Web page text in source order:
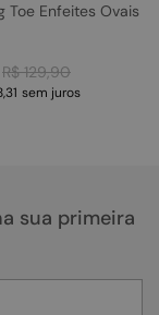
Toe Enfeites Ovais
R$ 129,90
sem juros
sua primeira